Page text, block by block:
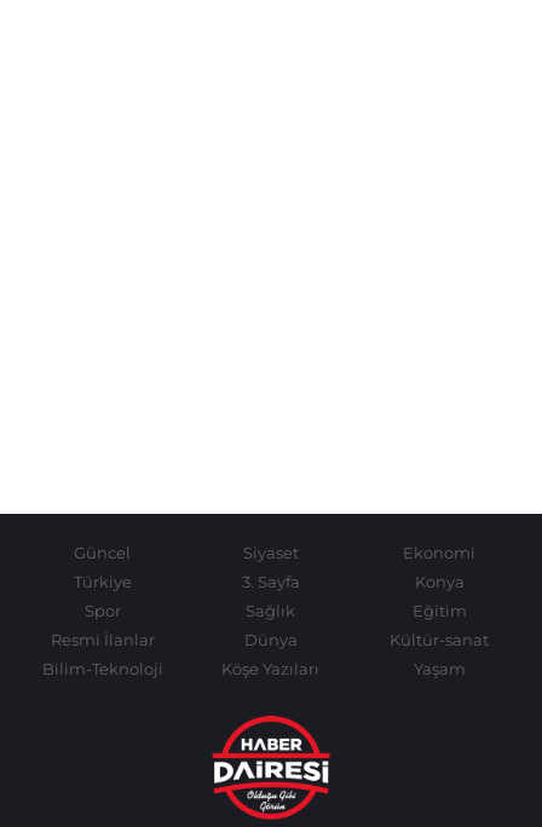
Güncel Siyaset
Ekonomi
Türkiye
3. Sayfa
Konya
Spor
Sağlık
Eğitim
Resmi İlanlar
Dünya
Kültür-sanat
Bilim-Teknoloji
Köşe Yazıları Yaşam